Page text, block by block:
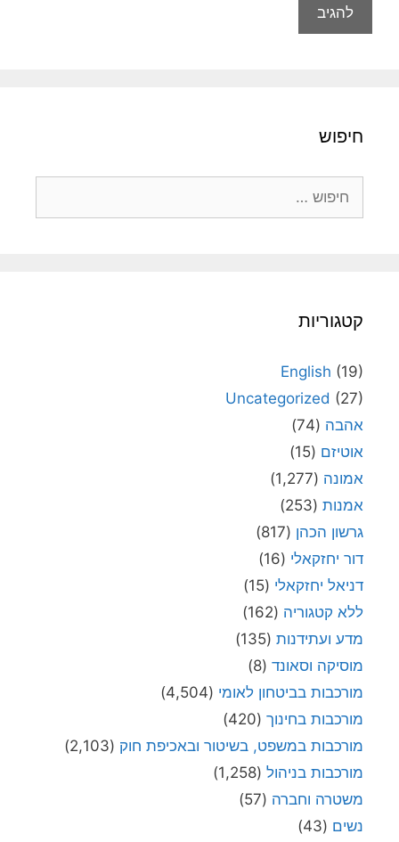
חיפוש
קטגוריות
English (19)
Uncategorized (27)
אהבה (74)
אוטיזם (15)
אמונה (1,277)
אמנות (253)
גרשון הכהן (817)
דור יחזקאלי (16)
דניאל יחזקאלי (15)
ללא קטגוריה (162)
מדע ועתידנות (135)
מוסיקה וסאונד (8)
מורכבות בביטחון לאומי (4,504)
מורכבות בחינוך (420)
מורכבות במשפט, בשיטור ובאכיפת חוק (2,103)
מורכבות בניהול (1,258)
משטרה וחברה (57)
נשים (43)